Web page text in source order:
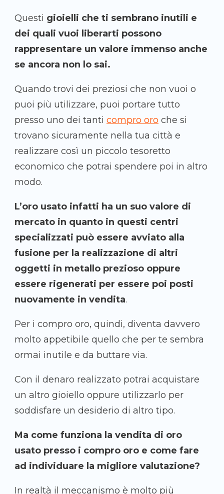
Questi gioielli che ti sembrano inutili e
dei quali vuoi liberarti possono
rappresentare un valore immenso anche
se ancora non lo sai.
Quando trovi dei preziosi che non vuoi o
puoi più utilizzare, puoi portare tutto
presso uno dei tanti compro oro che si
trovano sicuramente nella tua città e
realizzare così un piccolo tesoretto
economico che potrai spendere poi in altro
modo.
L’oro usato infatti ha un suo valore di
mercato in quanto in questi centri
specializzati può essere avviato alla
fusione per la realizzazione di altri
oggetti in metallo prezioso oppure
essere rigenerati per essere poi posti
nuovamente in vendita.
Per i compro oro, quindi, diventa davvero
molto appetibile quello che per te sembra
ormai inutile e da buttare via.
Con il denaro realizzato potrai acquistare
un altro gioiello oppure utilizzarlo per
soddisfare un desiderio di altro tipo.
Ma come funziona la vendita di oro
usato presso i compro oro e come fare
ad individuare la migliore valutazione?
In realtà il meccanismo è molto più